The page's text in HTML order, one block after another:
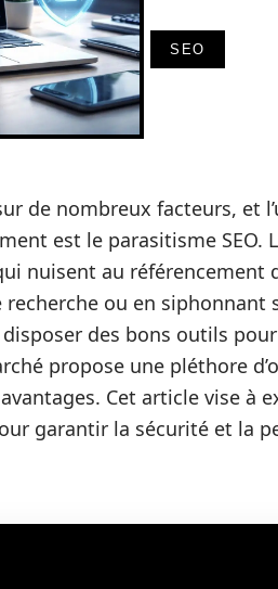
SEO
de nombreux facteurs, et
est le parasitisme SEO.
nuisent au référencement
ou en siphonnant
des bons outils
propose une pléthore
Cet article vise à
garantir la sécurité et la